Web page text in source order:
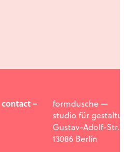
contact –
formdusche —
studio für
Gustav-Adolf-Str.
13086 Berlin